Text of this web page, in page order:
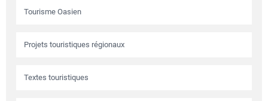
Tourisme Oasien
Projets touristiques régionaux
Textes touristiques